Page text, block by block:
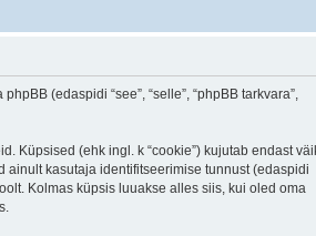
(edaspidi “see”, “selle”, “phpBB tarkvara”,
Küpsised (ehk ingl. k “cookie”) kujutab endast
kasutaja identifitseerimise tunnust (edaspidi
Kolmas küpsis luuakse alles siis, kui oled oma